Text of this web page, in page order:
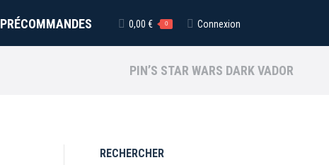
PRÉCOMMANDES 0,00 € 0 Connexion
PIN’S STAR WARS DARK VADOR
RECHERCHER